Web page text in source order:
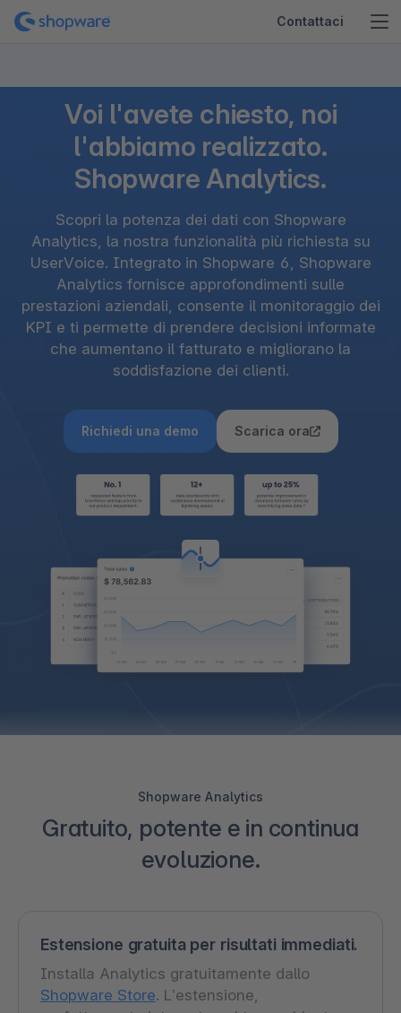
Contattaci
Voi l'avete chiesto, noi
l'abbiamo realizzato.
Shopware Analytics.
Scopri la potenza dei dati con Shopware
Analytics, la nostra funzionalità più richiesta su
UserVoice. Integrato in Shopware 6, Shopware
Analytics fornisce approfondimenti sulle
prestazioni aziendali, consente il monitoraggio dei
KPI e ti permette di prendere decisioni informate
che aumentano il fatturato e migliorano la
soddisfazione dei clienti.
Richiedi una demo Scarica ora
Shopware Analytics
Gratuito, potente e in continua
evoluzione.
Estensione gratuita per risultati immediati.
Installa Analytics gratuitamente dallo
Shopware Store. L’estensione,